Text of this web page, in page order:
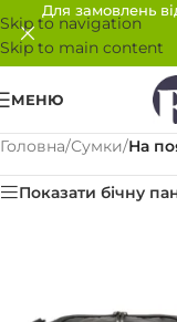
Skip to navigation
Skip to main content
Для замовлень
МЕНЮ
Головна/Сумки/На
Показати бічну